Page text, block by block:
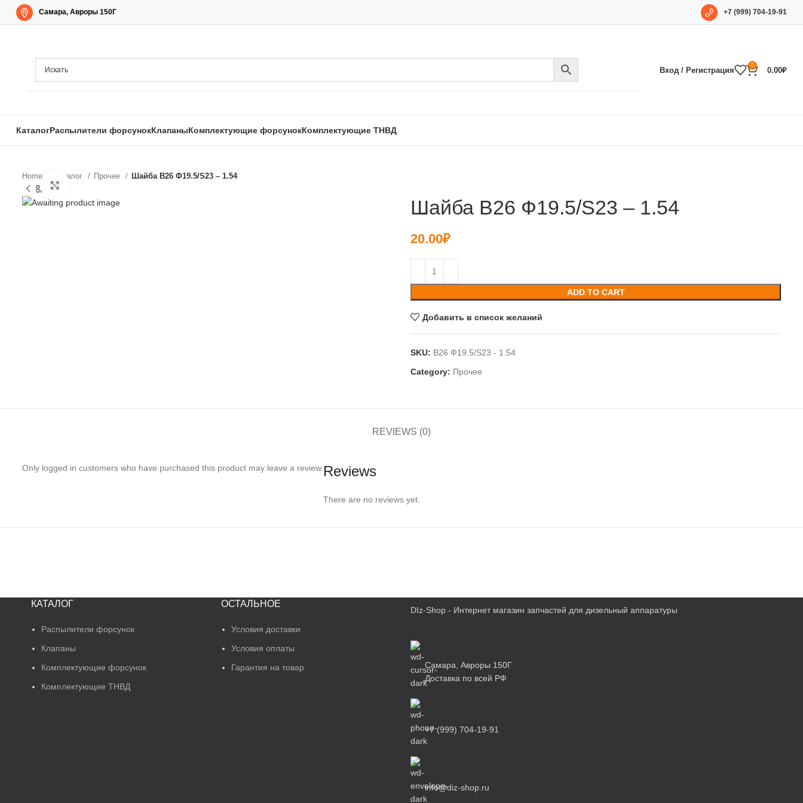
Самара, Авроры 150Г +7 (999) 704-19-91
Вход / Регистрация
0
0.00₽
КаталогРаспылители форсунокКлапаныКомплектующие форсунокКомплектующие ТНВД
Home Каталог Прочее
Шайба B26 Ф19.5/S23 – 1.54
Шайба B26 Ф19.5/S23 – 1.54
20.00₽
ADD TO CART
Добавить в список желаний
SKU: B26 Ф19.5/S23 - 1.54
Category: Прочее
REVIEWS (0)
Reviews
There are no reviews yet.
Only logged in customers who have purchased this product may leave a review.
КАТАЛОГ
Распылители форсунок
Клапаны
Комплектующие форсунок
Комплектующие ТНВД
ОСТАЛЬНОЕ
Условия доставки
Условия оплаты
Гарантия на товар
DIz-Shop - Интернет магазин запчастей для дизельный аппаратуры
Самара, Авроры 150Г
Доставка по всей РФ
+7 (999) 704-19-91
info@diz-shop.ru